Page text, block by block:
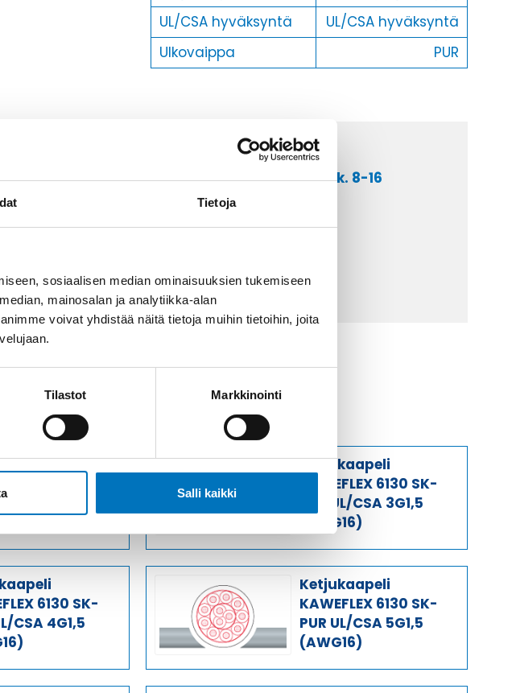
Tietoja
sosiaalisen median ominaisuuksien tukemiseen
mainosalan ja analytiikka-alan
voivat yhdistää näitä tietoja muihin tietoihin, joita
Tilastot Markkinointi
Salli kaikki
UL/CSA hyväksyntä
UL/CSA hyväksyntä
Ulkovaippa
PUR
Soita asiakaspalveluumme ark. 8-16
+358 9 2252 260
CSA 2X1,5
Ketjukaapeli
KAWEFLEX 6130 SK-
PUR UL/CSA 3G1,5
(AWG16)
6130 SK-
CSA 4G1,5
Ketjukaapeli
KAWEFLEX 6130 SK-
PUR UL/CSA 5G1,5
(AWG16)